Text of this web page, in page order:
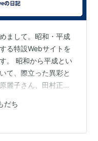
古畑任三郎』）
、1999年、2004年特
）
テレビ）
年、TBS）
まして。昭和・平成
る特設Webサイトを
。 昭和から平成とい
て、際立った異彩と
麗子さん、田村正和
上で見せた唯一無二
たちの記憶の中に鮮
、1966年の名作『雨
だち